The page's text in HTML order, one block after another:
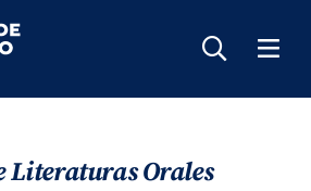
Literaturas Orales